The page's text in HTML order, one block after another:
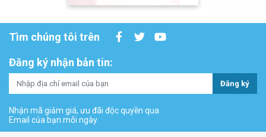
Tìm chúng tôi trên
Đăng ký nhận bản tin:
Đăng ký
Nhận mã giảm giá, ưu đãi độc quyền qua
Email của bạn mỗi ngày.